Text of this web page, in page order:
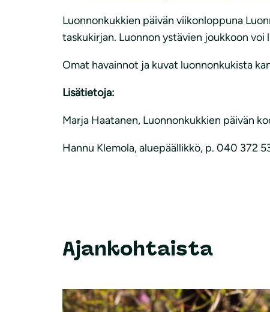
Luonnonkukkien päivän viikonloppuna
taskukirjan. Luonnon ystävien joukkoon voi
Omat havainnot ja kuvat luonnonkukista
Lisätietoja:
Marja Haatanen, Luonnonkukkien päivän
Hannu Klemola, aluepäällikkö, p. 040 372
Ajankohtaista